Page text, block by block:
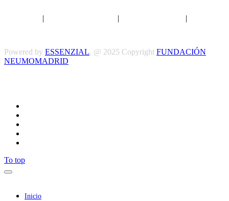
| | |
Powered by ESSENZIAL. @ 2025 Copyright FUNDACIÓN
NEUMOMADRID
To top
Inicio